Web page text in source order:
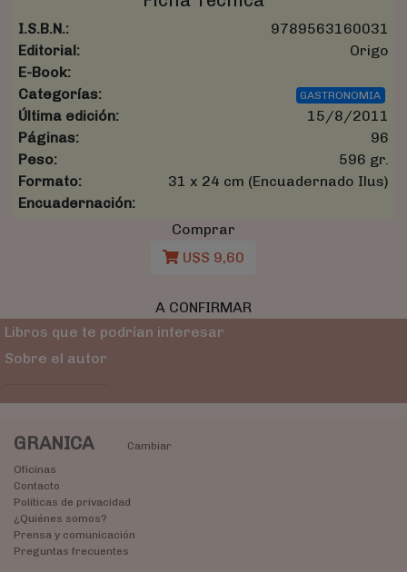
I.S.B.N.:
9789563160031
Editorial:
Origo
E-Book:
Categorías:
GASTRONOMIA
Última edición:
15/8/2011
Páginas:
96
Peso:
596 gr.
Formato:
31 x 24 cm (Encuadernado Ilus)
Encuadernación:
Comprar
U$S 9,60
A CONFIRMAR
Libros que te podrían interesar
Sobre el autor
GRANICA
Cambiar
Oficinas
Contacto
Políticas de privacidad
¿Quiénes somos?
Prensa y comunicación
Preguntas frecuentes